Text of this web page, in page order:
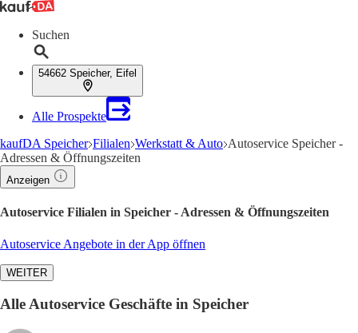
Suchen
54662 Speicher, Eifel
Alle Prospekte
kaufDA Speicher Filialen Werkstatt & Auto Autoservice Speicher -
Adressen & Öffnungszeiten
Anzeigen
Autoservice Filialen in Speicher - Adressen & Öffnungszeiten
Autoservice Angebote in der App öffnen
WEITER
Alle Autoservice Geschäfte in Speicher